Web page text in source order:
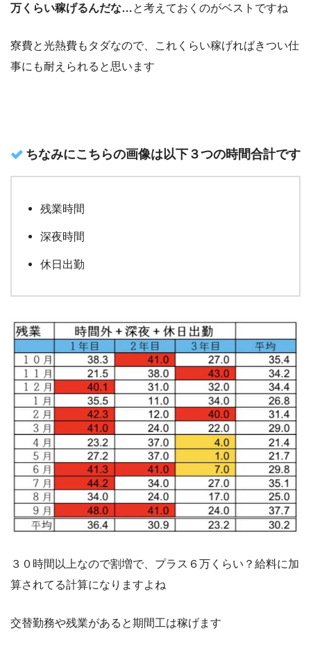
万くらい稼げるんだな…
と考えておくのがベストですね
寮費と光熱費もタダなので、これくらい稼げればきつい仕
事にも耐えられると思います
ちなみにこちらの画像は以下３つの時間合計です
残業時間
深夜時間
休日出勤
３０時間以上なので割増で、プラス６万くらい？給料に加
算されてる計算になりますよね
交替勤務や残業があると期間工は稼げます